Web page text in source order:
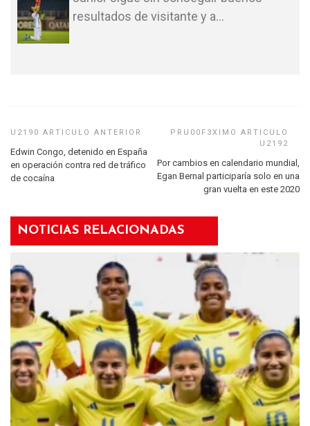
resultados de visitante y a…
Edwin Congo, detenido en España
en operación contra red de tráfico
de cocaína
Por cambios en calendario mundial,
Egan Bernal participaría solo en una
gran vuelta en este 2020
NOTICIAS RELACIONADAS